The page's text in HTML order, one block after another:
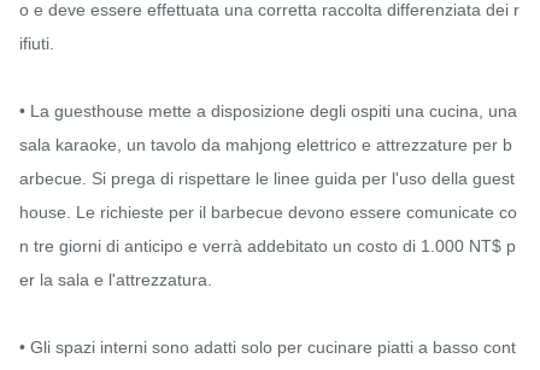
o e deve essere effettuata una corretta raccolta differenziata dei r
ifiuti.
• La guesthouse mette a disposizione degli ospiti una cucina, una
sala karaoke, un tavolo da mahjong elettrico e attrezzature per b
arbecue. Si prega di rispettare le linee guida per l'uso della guest
house. Le richieste per il barbecue devono essere comunicate co
n tre giorni di anticipo e verrà addebitato un costo di 1.000 NT$ p
er la sala e l'attrezzatura.
• Gli spazi interni sono adatti solo per cucinare piatti a basso cont